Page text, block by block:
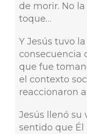
de morir. No
toque…
Y Jesús tuvo
consecuencia
que fue
el contexto
reaccionaron
Jesús llenó su
sentido que Él